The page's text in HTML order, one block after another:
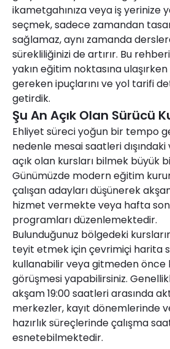
ikametgahınıza veya iş yerinize
seçmek, sadece zamandan
sağlamaz, aynı zamanda
sürekliliğinizi de artırır. Bu
yakın eğitim noktasına
gereken ipuçlarını ve yol tarifi
getirdik.
Şu An Açık Olan Sürücü
Ehliyet süreci yoğun bir tempo
nedenle mesai saatleri
açık olan kursları bilmek büyük
Günümüzde modern eğitim
çalışan adayları düşünerek
hizmet vermekte veya hafta
programları düzenlemektedir.
Bulunduğunuz bölgedeki
teyit etmek için çevrimiçi harita
kullanabilir veya gitmeden önce
görüşmesi yapabilirsiniz.
akşam 19:00 saatleri arasında
merkezler, kayıt dönemlerinde
hazırlık süreçlerinde çalışma
esnetebilmektedir.